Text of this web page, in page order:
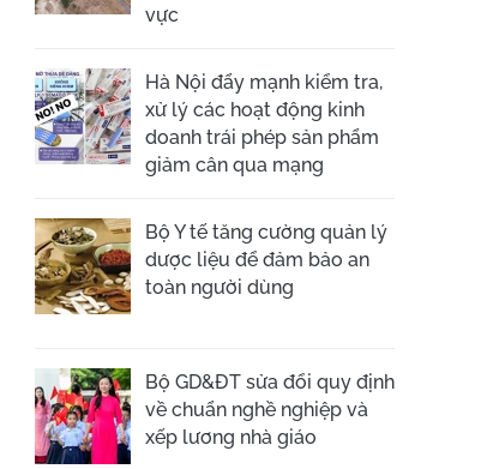
vực
Hà Nội đẩy mạnh kiểm tra,
xử lý các hoạt động kinh
doanh trái phép sản phẩm
giảm cân qua mạng
Bộ Y tế tăng cường quản lý
dược liệu để đảm bảo an
toàn người dùng
Bộ GD&ĐT sửa đổi quy định
về chuẩn nghề nghiệp và
xếp lương nhà giáo